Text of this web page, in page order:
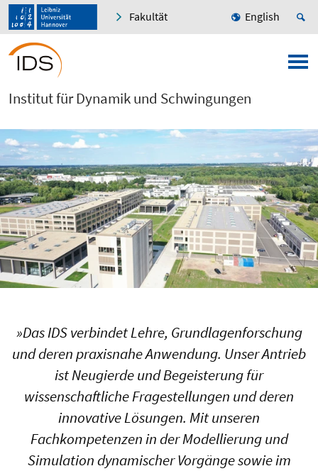
Fakultät English
Institut für Dynamik und Schwingungen
»Das IDS verbindet Lehre, Grundlagenforschung
und deren praxisnahe Anwendung. Unser Antrieb
ist Neugierde und Begeisterung für
wissenschaftliche Fragestellungen und deren
innovative Lösungen. Mit unseren
Fachkompetenzen in der Modellierung und
Simulation dynamischer Vorgänge sowie im